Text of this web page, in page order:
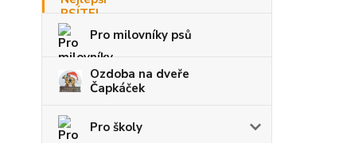
Pro milovníky psů
Ozdoba na dveře
Čapkáček
Pro školy